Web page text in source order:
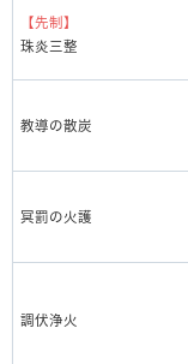
【先制】
珠炎三整
教導の散炭
冥罰の火護
調伏浄火